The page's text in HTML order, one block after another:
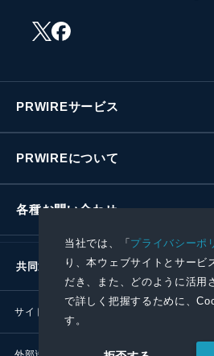
当社では、「プライバシーポ
り、本ウェブサイトとサービ
だき、また、どのように活用
で詳しく把握するために、
す。
PRWIREサービス
PRWIREについて
各種お問い合わせ
共同通信社グループ
サイトポリシー